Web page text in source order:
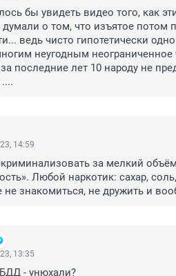
бы увидеть видео того, как
о том, что изъятое потом
ведь чисто гипотетически
неугодным
последние лет 10 народу не
14:59
за мелкий
Любой наркотик: сахар,
знакомиться, не дружить и
13:35
- унюхали?